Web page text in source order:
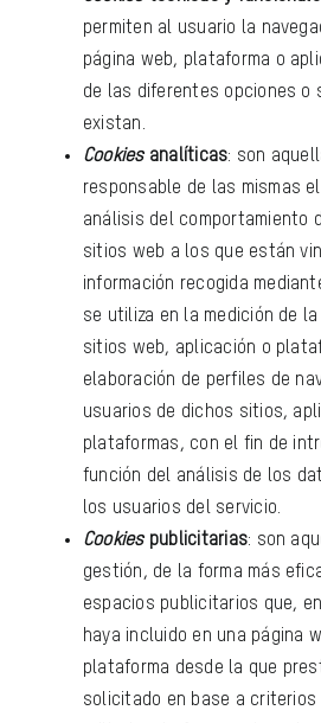
permiten al usuario la
página web, plataforma o
de las diferentes opciones o
existan.
Cookies analíticas: son
responsable de las mismas
análisis del comportamiento
sitios web a los que están
información recogida
se utiliza en la medición de
sitios web, aplicación o
elaboración de perfiles de
usuarios de dichos sitios,
plataformas, con el fin de
función del análisis de los
los usuarios del servicio.
Cookies publicitarias: son
gestión, de la forma más
espacios publicitarios que,
haya incluido en una página
plataforma desde la que
solicitado en base a criterios